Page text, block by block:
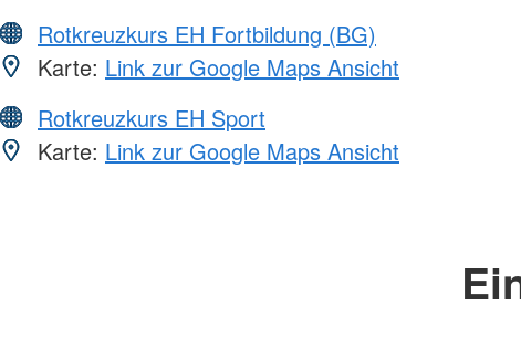
Rotkreuzkurs EH Fortbildung (BG)
Karte: Link zur Google Maps Ansicht
Rotkreuzkurs EH Sport
Karte: Link zur Google Maps Ansicht